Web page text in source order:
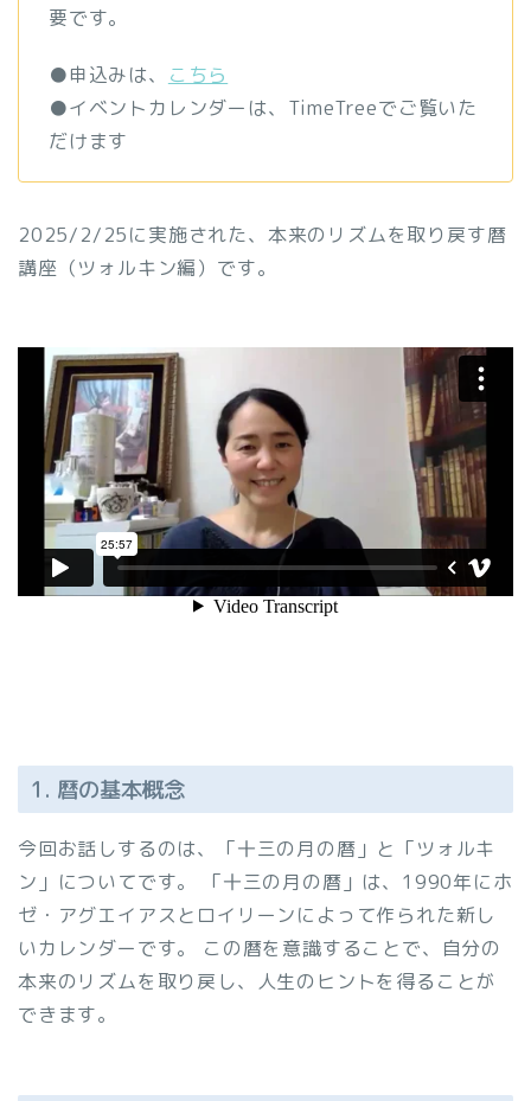
要です。
●申込みは、 こちら
●イベントカレンダーは、TimeTreeでご覧いた
だけます
2025/2/25に実施された、本来のリズムを取り戻す暦
講座（ツォルキン編）です。
1. 暦の基本概念
今回お話しするのは、「十三の月の暦」と「ツォルキ
ン」についてです。 「十三の月の暦」は、1990年にホ
ゼ・アグエイアスとロイリーンによって作られた新し
いカレンダーです。 この暦を意識することで、自分の
本来のリズムを取り戻し、人生のヒントを得ることが
できます。